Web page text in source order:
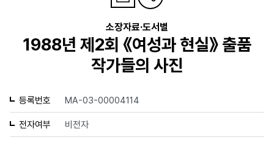
소장자료·도서별
1988년 제2회 《여성과 현실》 출품
작가들의 사진
등록번호 MA-03-00004114
전자여부 비전자